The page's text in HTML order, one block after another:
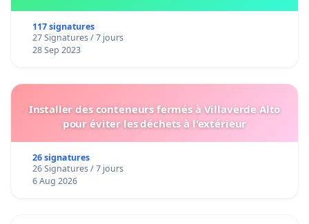
117 signatures
27 Signatures / 7 jours
28 Sep 2023
Installer des conteneurs fermés à Villaverde Alto
pour éviter les déchets à l'extérieur
26 signatures
26 Signatures / 7 jours
6 Aug 2026